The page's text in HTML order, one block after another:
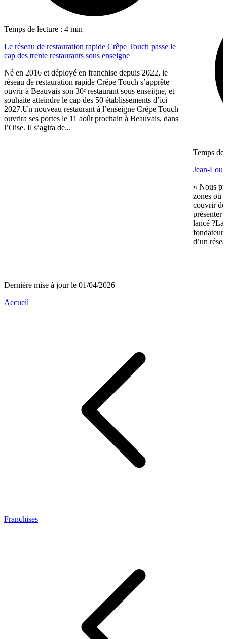
Temps de lecture : 4 min
Le réseau de restauration rapide Crêpe Touch passe le
cap des trente restaurants sous enseigne
Né en 2016 et déployé en franchise depuis 2022, le
réseau de restauration rapide Crêpe Touch s’apprête
ouvrir à Beauvais son 30ᵉ restaurant sous enseigne, et
souhaite atteindre le cap des 50 établissements d’ici
2027.Un nouveau restaurant à l’enseigne Crêpe Touch
ouvrira ses portes le 11 août prochain à Beauvais, dans
l’Oise. Il s’agira de...
Temps de
Jean-
« Nous
zones où
couvrir de
présenter
lancé ?La
d’un
Dernière mise à jour le 01/04/2026
Accueil
Franchises